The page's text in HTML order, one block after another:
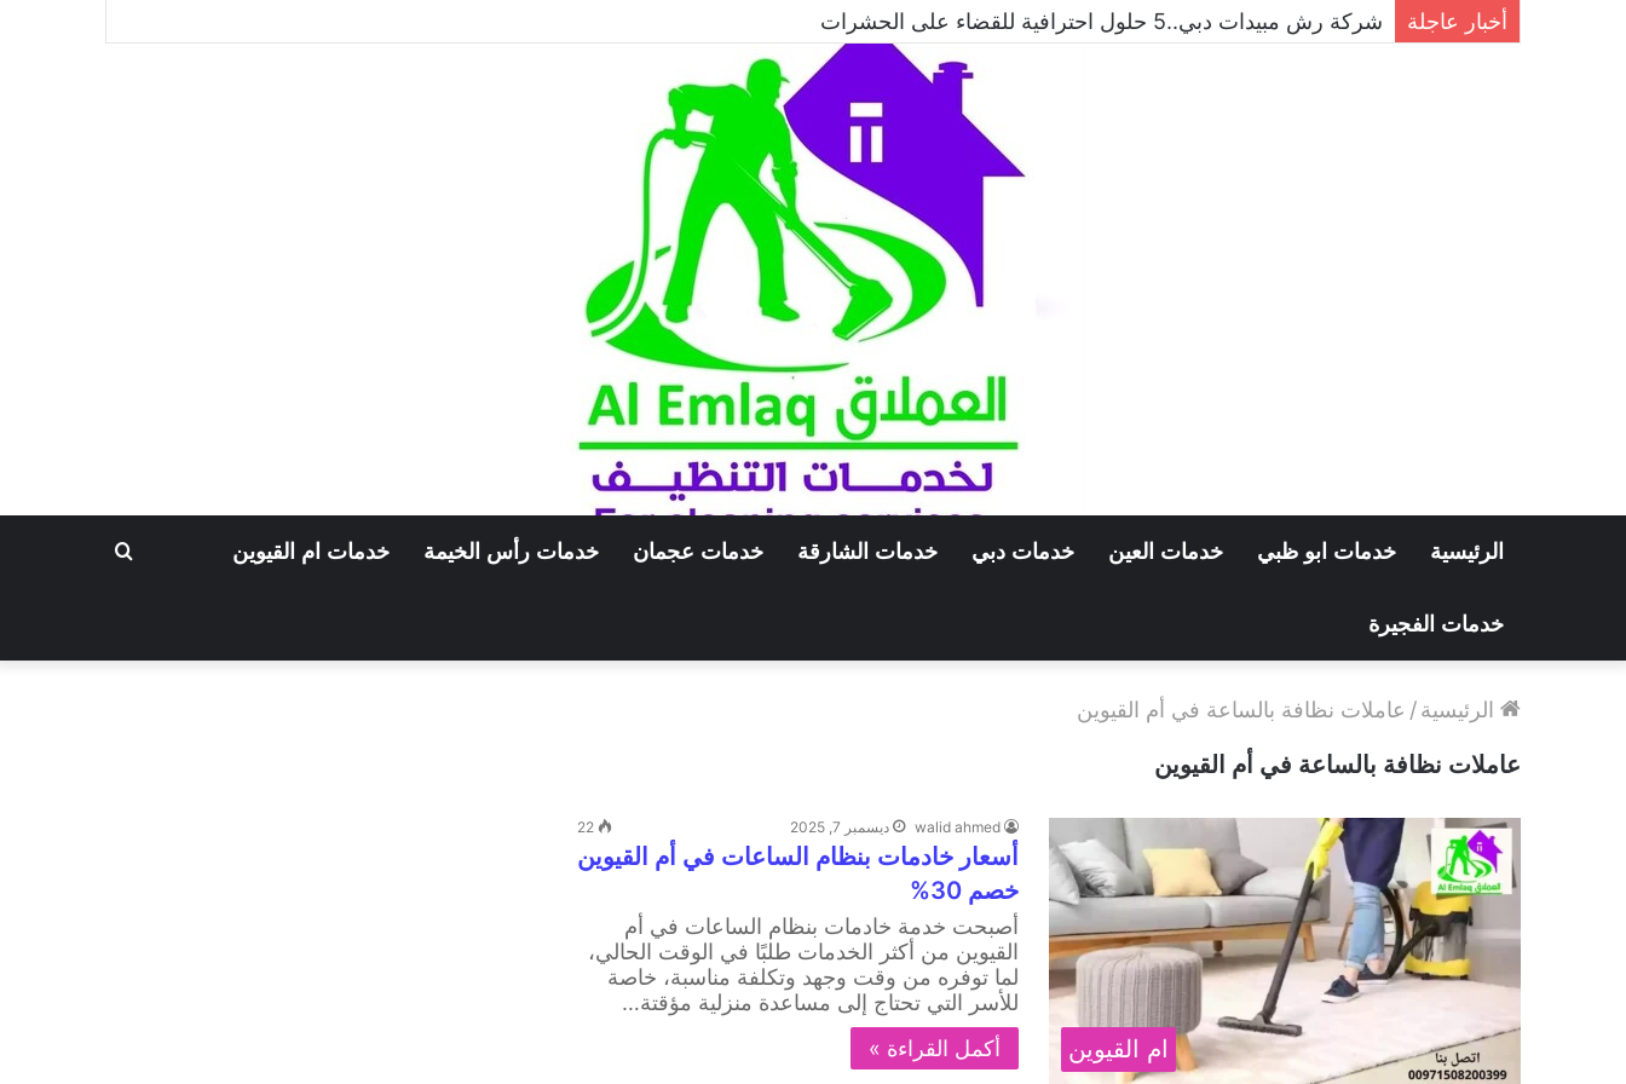
أخبار عاجلة شركة رش مبيدات دبي..5 حلول احترافية للقضاء على الحشرات
الرئيسية خدمات ابو ظبي خدمات العين خدمات دبي خدمات الشارقة خدمات عجمان خدمات رأس الخيمة خدمات ام القيوين
خدمات الفجيرة
بحث
الرئيسية/ عاملات نظافة بالساعة في أم القيوين
عاملات نظافة بالساعة في أم القيوين
ام القيوين
walid ahmed ديسمبر 7, 2025 22
أسعار خادمات بنظام الساعات في أم القيوين
خصم 30%
أصبحت خدمة خادمات بنظام الساعات في أم
القيوين من أكثر الخدمات طلبًا في الوقت الحالي،
لما توفره من وقت وجهد وتكلفة مناسبة، خاصة
للأسر التي تحتاج إلى مساعدة منزلية مؤقتة…
أكمل القراءة »